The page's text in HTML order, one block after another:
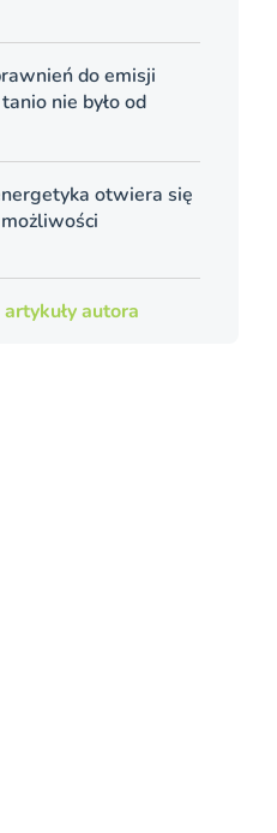
do emisji
nie było od
otwiera się
autora